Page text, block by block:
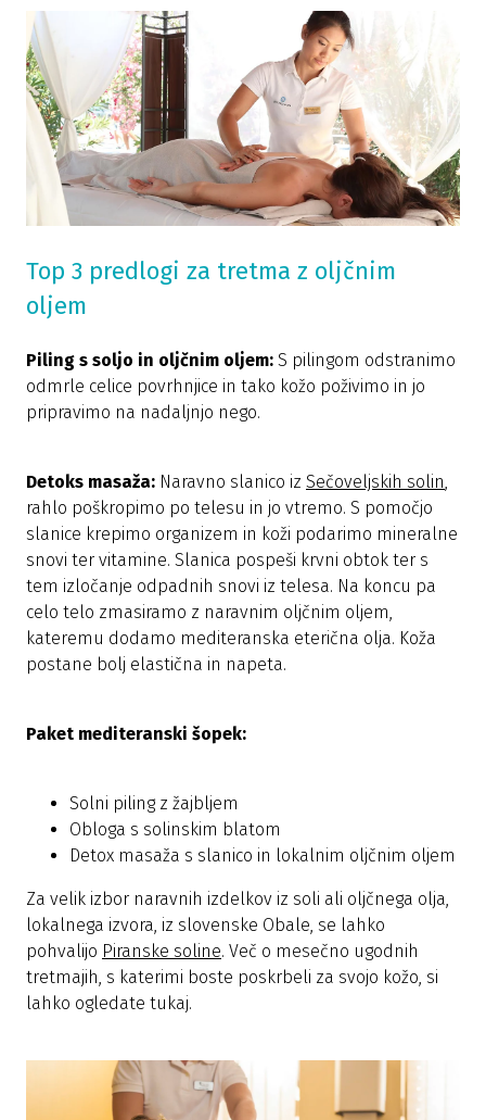
Top 3 predlogi za tretma z oljčnim
oljem
Piling s soljo in oljčnim oljem: S pilingom odstranimo
odmrle celice povrhnjice in tako kožo poživimo in jo
pripravimo na nadaljnjo nego.
Detoks masaža: Naravno slanico iz Sečoveljskih solin,
rahlo poškropimo po telesu in jo vtremo. S pomočjo
slanice krepimo organizem in koži podarimo mineralne
snovi ter vitamine. Slanica pospeši krvni obtok ter s
tem izločanje odpadnih snovi iz telesa. Na koncu pa
celo telo zmasiramo z naravnim oljčnim oljem,
kateremu dodamo mediteranska eterična olja. Koža
postane bolj elastična in napeta.
Paket mediteranski šopek:
Solni piling z žajbljem
Obloga s solinskim blatom
Detox masaža s slanico in lokalnim oljčnim oljem
Za velik izbor naravnih izdelkov iz soli ali oljčnega olja,
lokalnega izvora, iz slovenske Obale, se lahko
pohvalijo Piranske soline. Več o mesečno ugodnih
tretmajih, s katerimi boste poskrbeli za svojo kožo, si
lahko ogledate tukaj.